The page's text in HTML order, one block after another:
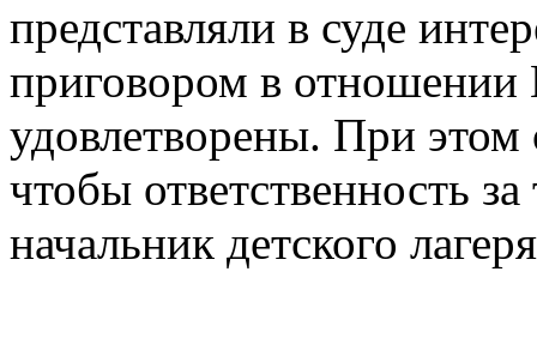
представляли в суде
приговором в
удовлетворены. При
чтобы ответственность
начальник детского